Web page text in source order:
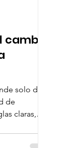
solo de
de
claras,